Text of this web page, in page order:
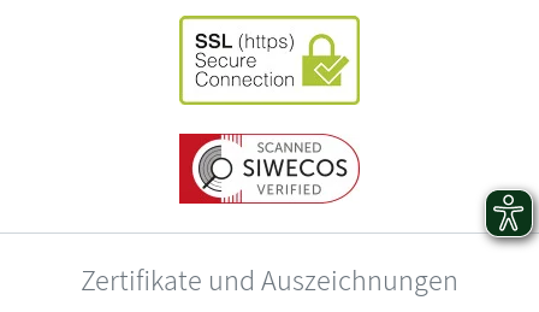
Zertifikate und Auszeichnungen